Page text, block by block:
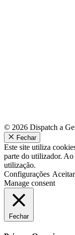
© 2026 Dispatch a
Fechar
Este site utiliza
parte do utilizador. Ao
utilização.
Configurações
Manage consent
Fechar